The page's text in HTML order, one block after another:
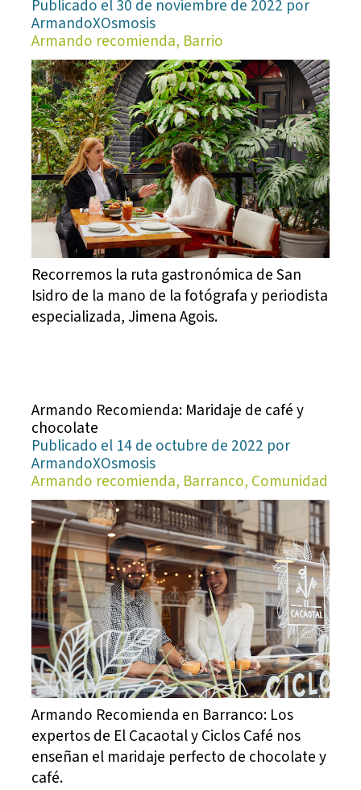
Publicado el 30 de noviembre de 2022 por
ArmandoXOsmosis
Armando recomienda, Barrio
Recorremos la ruta gastronómica de San
Isidro de la mano de la fotógrafa y periodista
especializada, Jimena Agois.
Armando Recomienda: Maridaje de café y
chocolate
Publicado el 14 de octubre de 2022 por
ArmandoXOsmosis
Armando recomienda, Barranco, Comunidad
Armando Recomienda en Barranco: Los
expertos de El Cacaotal y Ciclos Café nos
enseñan el maridaje perfecto de chocolate y
café.